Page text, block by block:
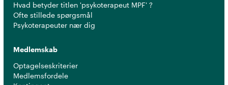
Hvad betyder titlen 'psykoterapeut MPF' ?
Ofte stillede spørgsmål
Psykoterapeuter nær dig
Medlemskab
Optagelseskriterier
Medlemsfordele